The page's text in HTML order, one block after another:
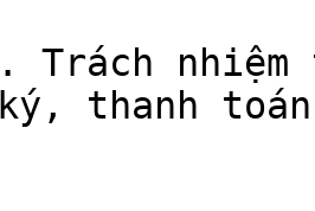
Trách nhiệm
thanh